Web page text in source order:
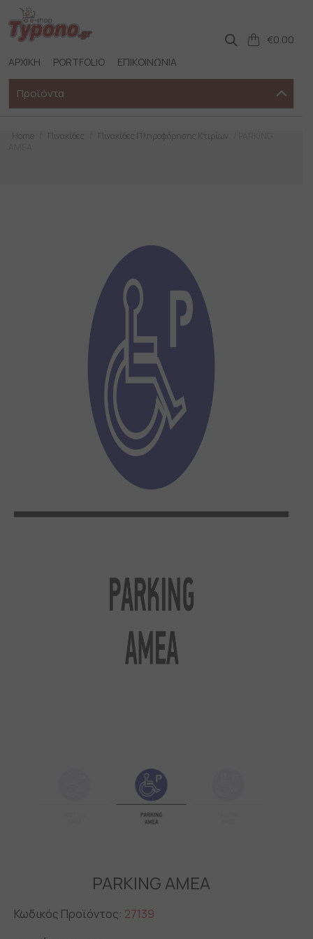
Skip
to
content
ΑΡΧΙΚΗ PORTFOLIO ΕΠΙΚΟΙΝΩΝΙΑ
€0.00
Προϊόντα
Home Πινακίδες Πινακίδες Πληροφόρησης Κτιρίων
PARKING ΑΜΕΑ
Κωδικός Προϊόντος: 27139